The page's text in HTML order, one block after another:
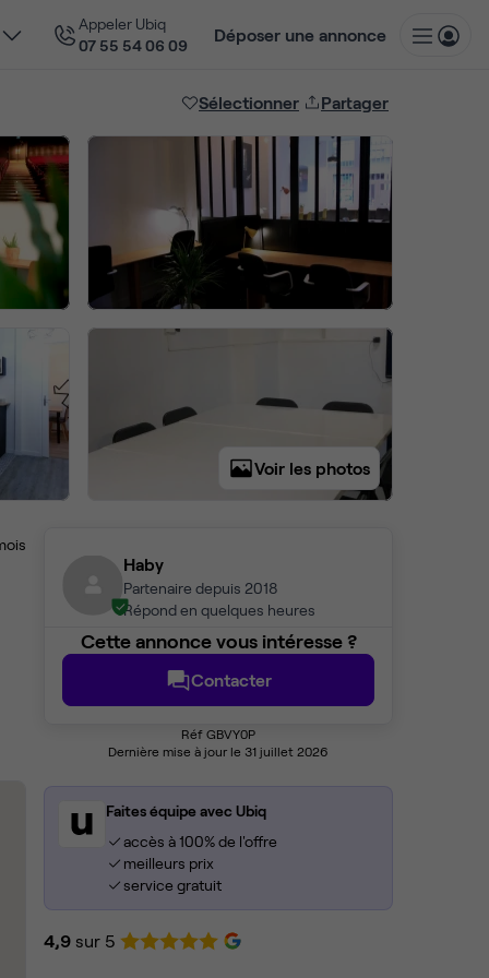
Appeler Ubiq
07 55 54 06 09
Déposer une annonce
Sélectionner Partager
Voir les photos
Haby
Partenaire depuis 2018
Répond en quelques heures
Cette annonce vous intéresse ?
Contacter
Réf GBVY0P
Dernière mise à jour le 31 juillet 2026
Faites équipe avec Ubiq
accès à 100% de l'offre
meilleurs prix
service gratuit
4,9 sur 5